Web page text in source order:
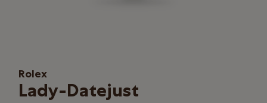
Rolex
Lady-Datejust